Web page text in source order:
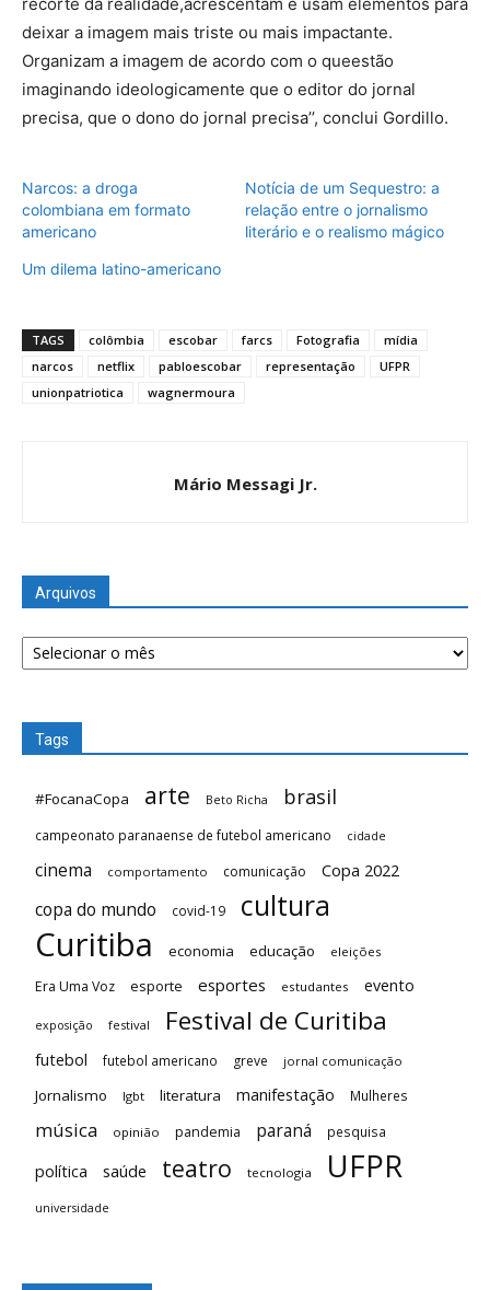
deixar a imagem mais triste ou mais impactante.
Organizam a imagem de acordo com o queestão
imaginando ideologicamente que o editor do jornal
precisa, que o dono do jornal precisa’’, conclui Gordillo.
Narcos: a droga
colombiana em formato
americano
Notícia de um Sequestro: a
relação entre o jornalismo
literário e o realismo mágico
Um dilema latino-americano
TAGS colômbia escobar farcs Fotografia
mídia
narcos
netflix pabloescobar representação
UFPR
unionpatriotica
wagnermoura
Mário Messagi Jr.
Arquivos
Arquivos
Tags
#FocanaCopa arte Beto Richa brasil
campeonato paranaense de futebol americano cidade
cinema comportamento comunicação Copa 2022
copa do mundo covid-19 cultura
Curitiba economia educação eleições
Era Uma Voz esporte esportes estudantes evento
exposição festival Festival de Curitiba
futebol futebol americano greve jornal comunicação
Jornalismo lgbt literatura manifestação Mulheres
música opinião pandemia paraná pesquisa
política saúde teatro tecnologia UFPR
universidade